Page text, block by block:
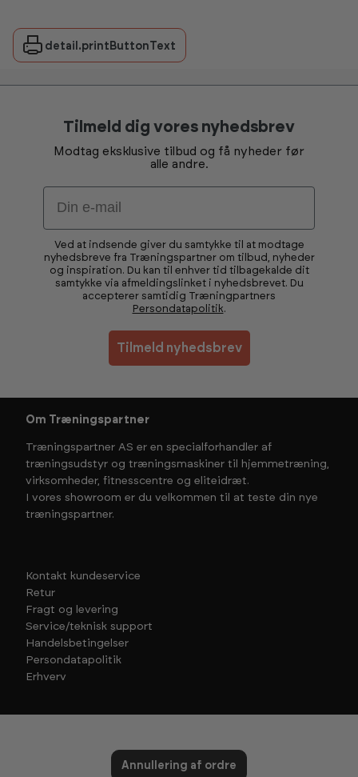
detail.printButtonText
Tilmeld dig vores nyhedsbrev
Modtag eksklusive tilbud og få nyheder før
alle andre.
Email
Ved at indsende giver du samtykke til at modtage
nyhedsbreve fra Træningspartner om tilbud, nyheder
og inspiration. Du kan til enhver tid tilbagekalde dit
samtykke via afmeldingslinket i nyhedsbrevet. Du
accepterer samtidig Træningpartners
Persondatapolitik.
Tilmeld nyhedsbrev
Om Træningspartner
Træningspartner AS er en specialforhandler af
træningsudstyr og træningsmaskiner til hjemmetræning,
virksomheder, fitnesscentre og eliteidræt.
I vores showroom er du velkommen til at teste din nye
træningspartner.
Kontakt kundeservice
Retur
Fragt og levering
Service/teknisk support
Handelsbetingelser
Persondatapolitik
Erhverv
Annullering af ordre